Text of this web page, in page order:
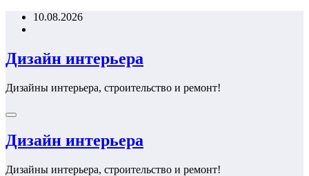
Перейти10.08.2026
Дизайн интерьера
Дизайны интерьера, строительство и ремонт!
Дизайн интерьера
Дизайны интерьера, строительство и ремонт!